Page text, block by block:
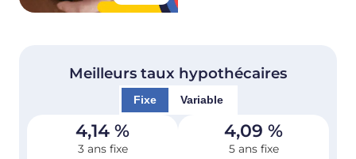
Meilleurs taux hypothécaires
Fixe Variable
4,14 %
3 ans fixe
4,09 %
5 ans fixe